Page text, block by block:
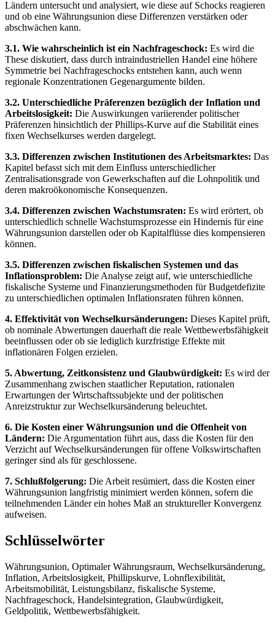
Ländern untersucht und analysiert, wie diese auf Schocks reagieren
und ob eine Währungsunion diese Differenzen verstärken oder
abschwächen kann.
3.1. Wie wahrscheinlich ist ein Nachfrageschock: Es wird die
These diskutiert, dass durch intraindustriellen Handel eine höhere
Symmetrie bei Nachfrageschocks entstehen kann, auch wenn
regionale Konzentrationen Gegenargumente bilden.
3.2. Unterschiedliche Präferenzen bezüglich der Inflation und
Arbeitslosigkeit: Die Auswirkungen variierender politischer
Präferenzen hinsichtlich der Phillips-Kurve auf die Stabilität eines
fixen Wechselkurses werden dargelegt.
3.3. Differenzen zwischen Institutionen des Arbeitsmarktes: Das
Kapitel befasst sich mit dem Einfluss unterschiedlicher
Zentralisationsgrade von Gewerkschaften auf die Lohnpolitik und
deren makroökonomische Konsequenzen.
3.4. Differenzen zwischen Wachstumsraten: Es wird erörtert, ob
unterschiedlich schnelle Wachstumsprozesse ein Hindernis für eine
Währungsunion darstellen oder ob Kapitalflüsse dies kompensieren
können.
3.5. Differenzen zwischen fiskalischen Systemen und das
Inflationsproblem: Die Analyse zeigt auf, wie unterschiedliche
fiskalische Systeme und Finanzierungsmethoden für Budgetdefizite
zu unterschiedlichen optimalen Inflationsraten führen können.
4. Effektivität von Wechselkursänderungen: Dieses Kapitel prüft,
ob nominale Abwertungen dauerhaft die reale Wettbewerbsfähigkeit
beeinflussen oder ob sie lediglich kurzfristige Effekte mit
inflationären Folgen erzielen.
5. Abwertung, Zeitkonsistenz und Glaubwürdigkeit: Es wird der
Zusammenhang zwischen staatlicher Reputation, rationalen
Erwartungen der Wirtschaftssubjekte und der politischen
Anreizstruktur zur Wechselkursänderung beleuchtet.
6. Die Kosten einer Währungsunion und die Offenheit von
Ländern: Die Argumentation führt aus, dass die Kosten für den
Verzicht auf Wechselkursänderungen für offene Volkswirtschaften
geringer sind als für geschlossene.
7. Schlußfolgerung: Die Arbeit resümiert, dass die Kosten einer
Währungsunion langfristig minimiert werden können, sofern die
teilnehmenden Länder ein hohes Maß an struktureller Konvergenz
aufweisen.
Schlüsselwörter
Währungsunion, Optimaler Währungsraum, Wechselkursänderung,
Inflation, Arbeitslosigkeit, Phillipskurve, Lohnflexibilität,
Arbeitsmobilität, Leistungsbilanz, fiskalische Systeme,
Nachfrageschock, Handelsintegration, Glaubwürdigkeit,
Geldpolitik, Wettbewerbsfähigkeit.